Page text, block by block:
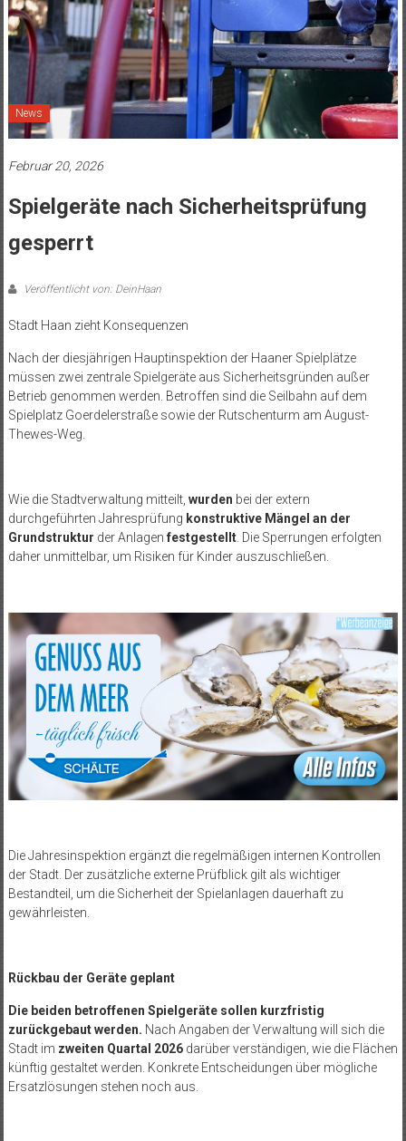
News
Februar 20, 2026
Spielgeräte nach Sicherheitsprüfung
gesperrt
Veröffentlicht von: DeinHaan
Stadt Haan zieht Konsequenzen
Nach der diesjährigen Hauptinspektion der Haaner Spielplätze
müssen zwei zentrale Spielgeräte aus Sicherheitsgründen außer
Betrieb genommen werden. Betroffen sind die Seilbahn auf dem
Spielplatz Goerdelerstraße sowie der Rutschenturm am August-
Thewes-Weg.
Wie die Stadtverwaltung mitteilt, wurden bei der extern
durchgeführten Jahresprüfung konstruktive Mängel an der
Grundstruktur der Anlagen festgestellt. Die Sperrungen erfolgten
daher unmittelbar, um Risiken für Kinder auszuschließen.
Die Jahresinspektion ergänzt die regelmäßigen internen Kontrollen
der Stadt. Der zusätzliche externe Prüfblick gilt als wichtiger
Bestandteil, um die Sicherheit der Spielanlagen dauerhaft zu
gewährleisten.
Rückbau der Geräte geplant
Die beiden betroffenen Spielgeräte sollen kurzfristig
zurückgebaut werden. Nach Angaben der Verwaltung will sich die
Stadt im zweiten Quartal 2026darüber verständigen, wie die Flächen
künftig gestaltet werden. Konkrete Entscheidungen über mögliche
Ersatzlösungen stehen noch aus.